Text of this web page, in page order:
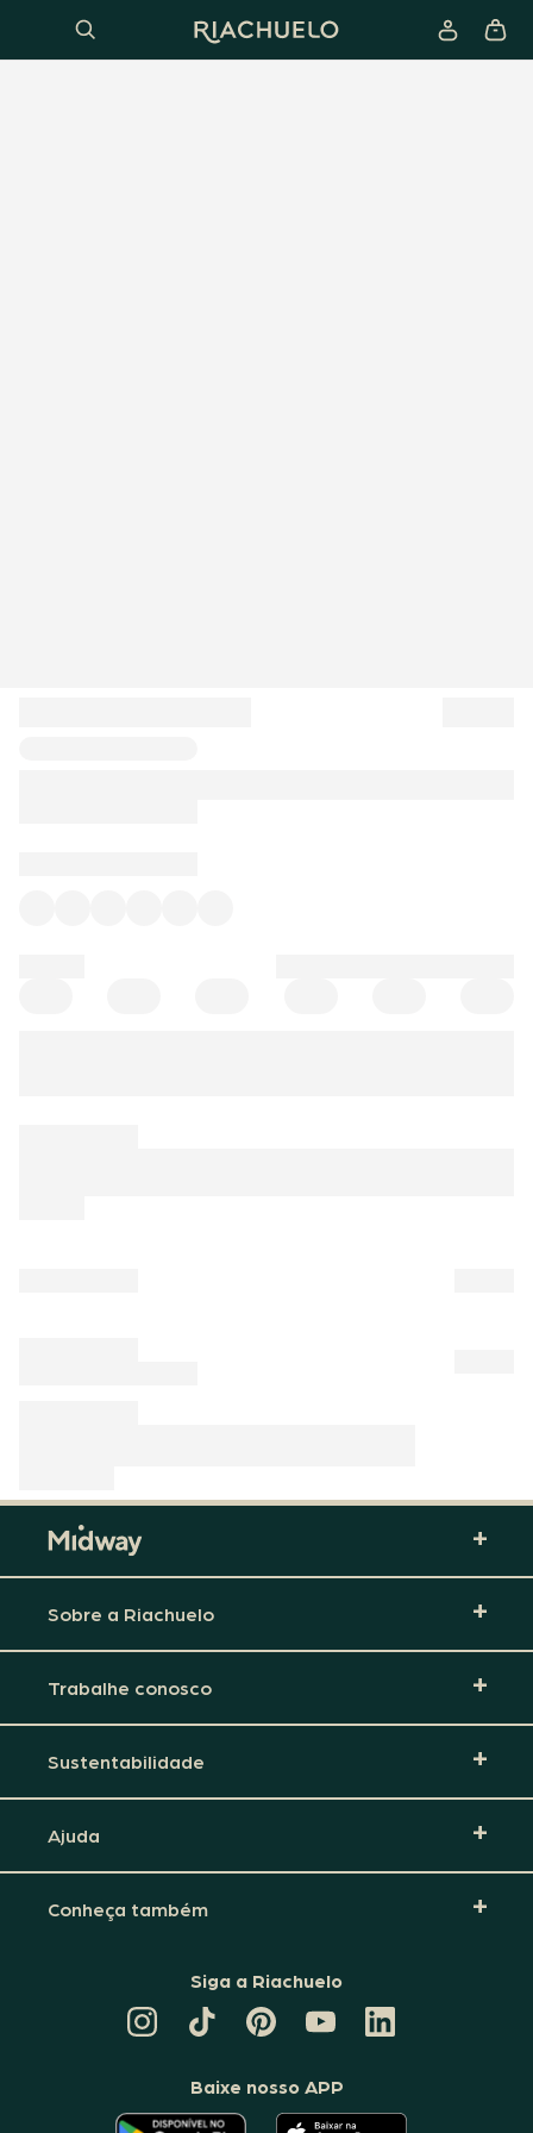
Sobre a Riachuelo
Trabalhe conosco
Sustentabilidade
Ajuda
Conheça também
Siga a Riachuelo
TIKTOK
DA
PINTEREST
DA
CANAL
DA
RIACHUELO
LINKEDIN
DA
Baixe nosso APP
O O